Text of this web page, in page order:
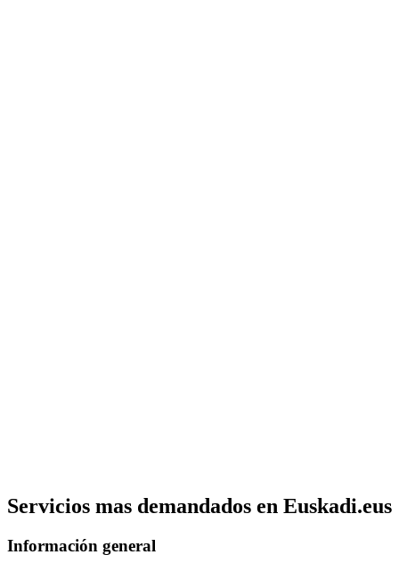
Servicios mas demandados en Euskadi.eus
Información general